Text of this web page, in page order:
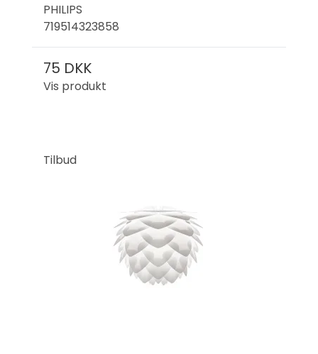
PHILIPS
719514323858
75 DKK
Vis produkt
Tilbud